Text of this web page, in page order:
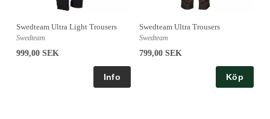
Swedteam Ultra Light Trousers
Swedteam
999,00 SEK
Swedteam Ultra Trousers
Swedteam
799,00 SEK
Köp